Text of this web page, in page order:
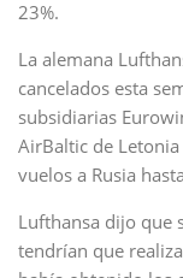
23%.
La alemana
cancelados esta
subsidiarias
AirBaltic de
vuelos a Rusia
Lufthansa dijo que
tendrían que